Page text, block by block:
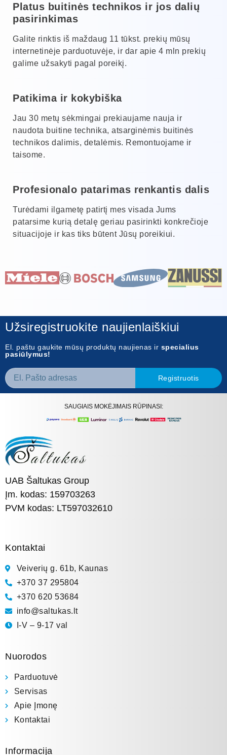
Platus buitinės technikos ir jos dalių
pasirinkimas
Galite rinktis iš maždaug 11 tūkst. prekių mūsų
internetinėje parduotuvėje, ir dar apie 4 mln prekių
galime užsakyti pagal poreikį.
Patikima ir kokybiška
Jau 30 metų sėkmingai prekiaujame nauja ir
naudota buitine technika, atsarginėmis buitinės
technikos dalimis, detalėmis. Remontuojame ir
taisome.
Profesionalo patarimas renkantis dalis
Turėdami ilgametę patirtį mes visada Jums
patarsime kurią detalę geriau pasirinkti konkrečioje
situacijoje ir kas tiks būtent Jūsų poreikiui.
Užsiregistruokite naujienlaiškiui
El. paštu gaukite mūsų produktų naujienas ir specialius
pasiūlymus!
Registruotis
SAUGIAIS MOKĖJIMAIS RŪPINASI:
UAB Šaltukas Group
Įm. kodas: 159703263
PVM kodas: LT597032610
Kontaktai
Veiverių g. 61b, Kaunas
+370 37 295804
+370 620 53684
info@saltukas.lt
I-V – 9-17 val
Nuorodos
Parduotuvė
Servisas
Apie Įmonę
Kontaktai
Informacija